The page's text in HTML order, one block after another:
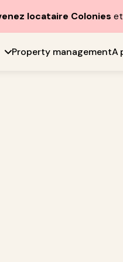
locataire Colonies
Property managementA